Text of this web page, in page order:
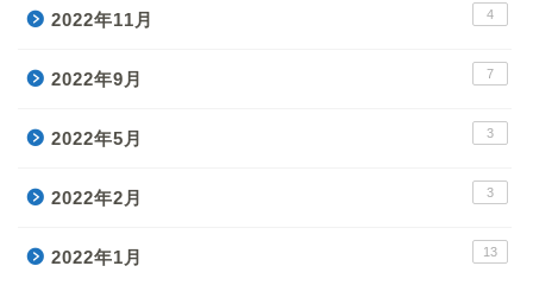
2022年11月 4
2022年9月 7
2022年5月 3
2022年2月 3
2022年1月 13